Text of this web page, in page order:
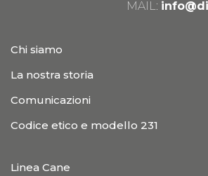
MAIL:
Chi siamo
La nostra storia
Comunicazioni
Codice etico e modello 231
Linea Cane